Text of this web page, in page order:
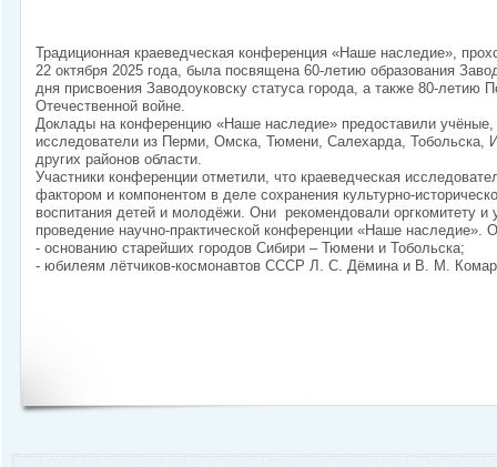
Традиционная краеведческая конференция «Наше наследие»,
22 октября 2025 года, была посвящена 60-летию образования
дня присвоения Заводоуковску статуса города, а также 80-летию
Отечественной войне.
Доклады на конференцию «Наше наследие» предоставили учёные,
исследователи из Перми, Омска, Тюмени, Салехарда, Тобольска,
других районов области.
Участники конференции отметили, что краеведческая
фактором и компонентом в деле сохранения культурно-
воспитания детей и молодёжи. Они рекомендовали оргкомитету и
проведение научно-практической конференции «Наше
- основанию старейших городов Сибири – Тюмени и Тобольска;
- юбилеям лётчиков-космонавтов СССР Л. С. Дёмина и В. М.